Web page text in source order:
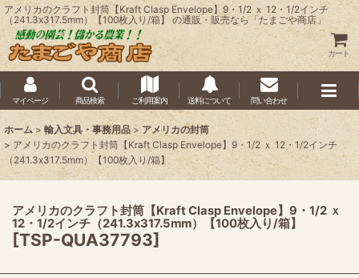
アメリカのクラフト封筒【Kraft Clasp Envelope】9・1/2 ｘ 12・1/2インチ
（241.3x317.5mm）【100枚入り/箱】 の通販・販売なら「たまごや商店」
カート
マイページ 商品検索 ご利用案内 送料について 問い合わせ
ホーム > 輸入文具・事務用品 > アメリカの封筒
> アメリカのクラフト封筒【Kraft Clasp Envelope】9・1/2 ｘ 12・1/2インチ
（241.3x317.5mm）【100枚入り/箱】
アメリカのクラフト封筒【Kraft Clasp Envelope】9・1/2 ｘ
12・1/2インチ（241.3x317.5mm）【100枚入り/箱】
[TSP-QUA37793]